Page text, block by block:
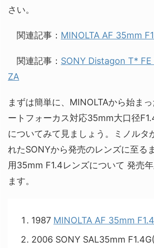
さい。
関連記事： MINOLTA AF 35mm
関連記事： SONY Distagon T* FE
ZA
まずは簡単に、MINOLTAから始ま
ートフォーカス対応35mm大口径
についてみて見ましょう。ミノルタ
れたSONYから発売のレンズに至る
用35mm F1.4レンズについて 発売
ます。
1987 MINOLTA AF 35mm F1.4
2006 SONY SAL35mm